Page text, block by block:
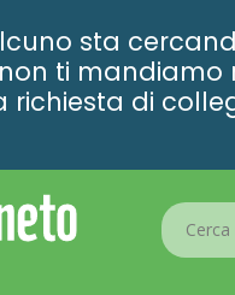
sta
ti
richiesta di
Search
...